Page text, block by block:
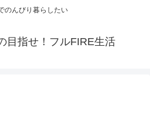
のんびり暮らしたい
目指せ！フルFIRE生活